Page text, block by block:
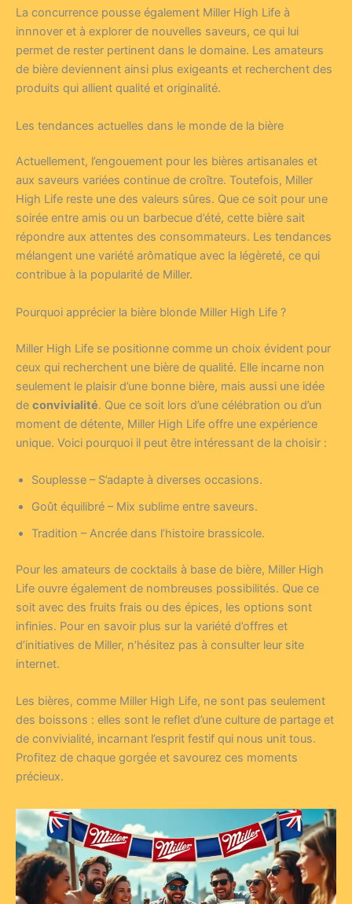
La concurrence pousse également Miller High Life à
innnover et à explorer de nouvelles saveurs, ce qui lui
permet de rester pertinent dans le domaine. Les amateurs
de bière deviennent ainsi plus exigeants et recherchent des
produits qui allient qualité et originalité.
Les tendances actuelles dans le monde de la bière
Actuellement, l’engouement pour les bières artisanales et
aux saveurs variées continue de croître. Toutefois, Miller
High Life reste une des valeurs sûres. Que ce soit pour une
soirée entre amis ou un barbecue d’été, cette bière sait
répondre aux attentes des consommateurs. Les tendances
mélangent une variété arômatique avec la légèreté, ce qui
contribue à la popularité de Miller.
Pourquoi apprécier la bière blonde Miller High Life ?
Miller High Life se positionne comme un choix évident pour
ceux qui recherchent une bière de qualité. Elle incarne non
seulement le plaisir d’une bonne bière, mais aussi une idée
de convivialité. Que ce soit lors d’une célébration ou d’un
moment de détente, Miller High Life offre une expérience
unique. Voici pourquoi il peut être intéressant de la choisir :
Souplesse – S’adapte à diverses occasions.
Goût équilibré – Mix sublime entre saveurs.
Tradition – Ancrée dans l’histoire brassicole.
Pour les amateurs de cocktails à base de bière, Miller High
Life ouvre également de nombreuses possibilités. Que ce
soit avec des fruits frais ou des épices, les options sont
infinies. Pour en savoir plus sur la variété d’offres et
d’initiatives de Miller, n’hésitez pas à consulter leur site
internet.
Les bières, comme Miller High Life, ne sont pas seulement
des boissons : elles sont le reflet d’une culture de partage et
de convivialité, incarnant l’esprit festif qui nous unit tous.
Profitez de chaque gorgée et savourez ces moments
précieux.